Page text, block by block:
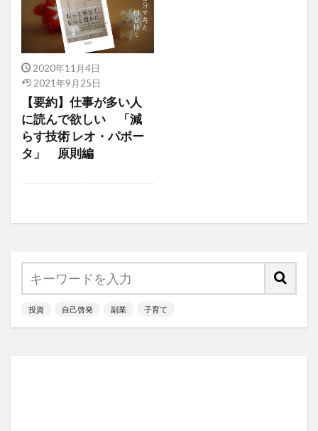
2020年11月4日
2021年9月25日
【要約】仕事が多い人
に読んで欲しい 「減
らす技術 レオ・パボー
タ」 原則編
投資 自己啓発 副業 子育て